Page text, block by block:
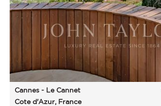
Cannes - Le Cannet
Cote d'Azur, France